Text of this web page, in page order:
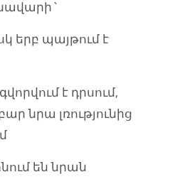
երբ պայթում է
է դրսում,
նրա լռությունից
են նրան